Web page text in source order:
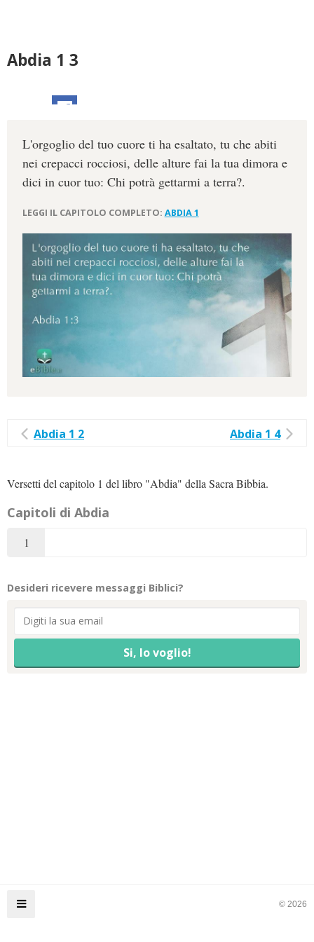
Abdia 1 3
L'orgoglio del tuo cuore ti ha esaltato, tu che abiti
nei crepacci rocciosi, delle alture fai la tua dimora e
dici in cuor tuo: Chi potrà gettarmi a terra?.
LEGGI IL CAPITOLO COMPLETO: ABDIA 1
Abdia 1 2 Abdia 1 4
Versetti del capitolo 1 del libro "Abdia" della Sacra Bibbia.
Capitoli di Abdia
1
Desideri ricevere messaggi Biblici?
© 2026